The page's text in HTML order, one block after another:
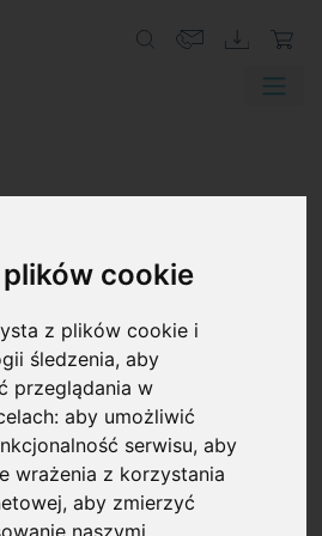
cookie
z plików cookie i
śledzenia, aby
przeglądania w
aby umożliwić
serwisu,aby
wrażenia z korzystania
,aby zmierzyć
TYPU
Roots lub dmuchawy typu
Ich działanie opiera się na
do zasady działania pomp